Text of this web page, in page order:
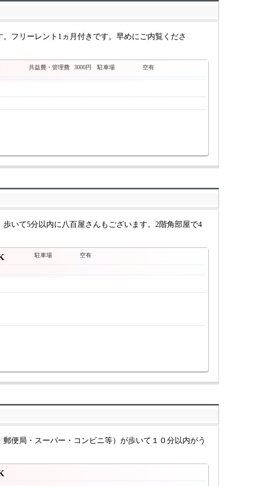
フリーレント1ヵ月付きです。早めにご内覧くださ
共益費・管理費 3000円 駐車場 空有
いて5分以内に八百屋さんもございます。2階角部屋で4
駐車場 空有
便局・スーパー・コンビニ等）が歩いて１０分以内がう